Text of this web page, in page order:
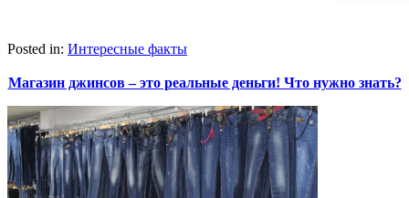
Posted in: Интересные факты
Магазин джинсов – это реальные деньги! Что нужно знать?